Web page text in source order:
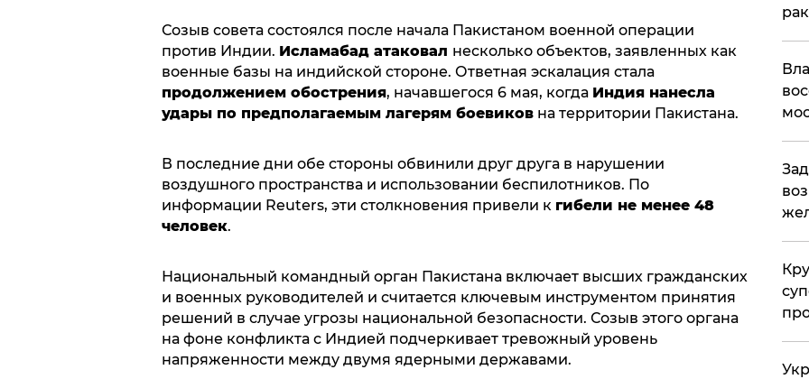
Созыв совета состоялся после начала Пакистаном военной операции
против Индии. Исламабад атаковал несколько объектов, заявленных как
военные базы на индийской стороне. Ответная эскалация стала
продолжением обострения, начавшегося 6 мая, когда Индия нанесла
удары по предполагаемым лагерям боевиковна территории Пакистана.
В последние дни обе стороны обвинили друг друга в нарушении
воздушного пространства и использовании беспилотников. По
информации Reuters, эти столкновения привели к гибели не менее 48
человек.
Национальный командный орган Пакистана включает высших гражданских
и военных руководителей и считается ключевым инструментом принятия
решений в случае угрозы национальной безопасности. Созыв этого органа
на фоне конфликта с Индией подчеркивает тревожный уровень
напряженности между двумя ядерными державами.